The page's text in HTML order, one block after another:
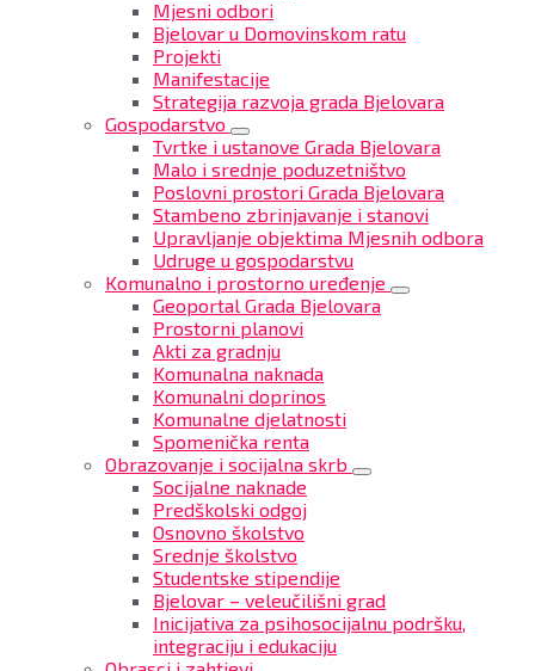
Mjesni odbori
Bjelovar u Domovinskom ratu
Projekti
Manifestacije
Strategija razvoja grada Bjelovara
Gospodarstvo
Tvrtke i ustanove Grada Bjelovara
Malo i srednje poduzetništvo
Poslovni prostori Grada Bjelovara
Stambeno zbrinjavanje i stanovi
Upravljanje objektima Mjesnih odbora
Udruge u gospodarstvu
Komunalno i prostorno uređenje
Geoportal Grada Bjelovara
Prostorni planovi
Akti za gradnju
Komunalna naknada
Komunalni doprinos
Komunalne djelatnosti
Spomenička renta
Obrazovanje i socijalna skrb
Socijalne naknade
Predškolski odgoj
Osnovno školstvo
Srednje školstvo
Studentske stipendije
Bjelovar – veleučilišni grad
Inicijativa za psihosocijalnu podršku,
integraciju i edukaciju